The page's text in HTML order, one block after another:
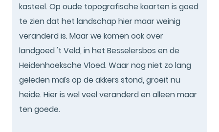
kasteel. Op oude topografische kaarten is goed
te zien dat het landschap hier maar weinig
veranderd is. Maar we komen ook over
landgoed 't Veld, in het Besselersbos en de
Heidenhoeksche Vloed. Waar nog niet zo lang
geleden maïs op de akkers stond, groeit nu
heide. Hier is wel veel veranderd en alleen maar
ten goede.